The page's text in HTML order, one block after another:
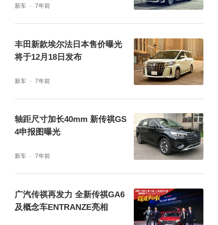
仅尺寸提升明显，还与中控台很好的融为一
体，左侧长方形全液晶仪表盘同样没有设计遮
阳板，与中控台右侧造型相对称，整体造型简
洁又不失大气。除此之外，新车还换装全新样
式的方向盘、电子档杆及空调出风口，进一步
新车 7年前
丰田新款埃尔法日本售价曝光
将于12月18日发布
新车 7年前
轴距尺寸加长40mm 新传祺GS
4申报图曝光
新车 7年前
广汽传祺再发力 全新传祺GA6
及概念车ENTRANZE亮相